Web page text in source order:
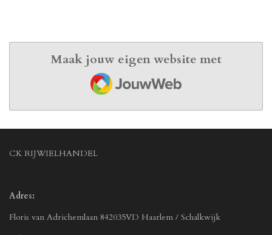
Maak jouw eigen website met
JouwWeb
CK RIJWIELHANDEL
Adres:
Floris van Adrichemlaan 842035VD Haarlem / Schalkwijk